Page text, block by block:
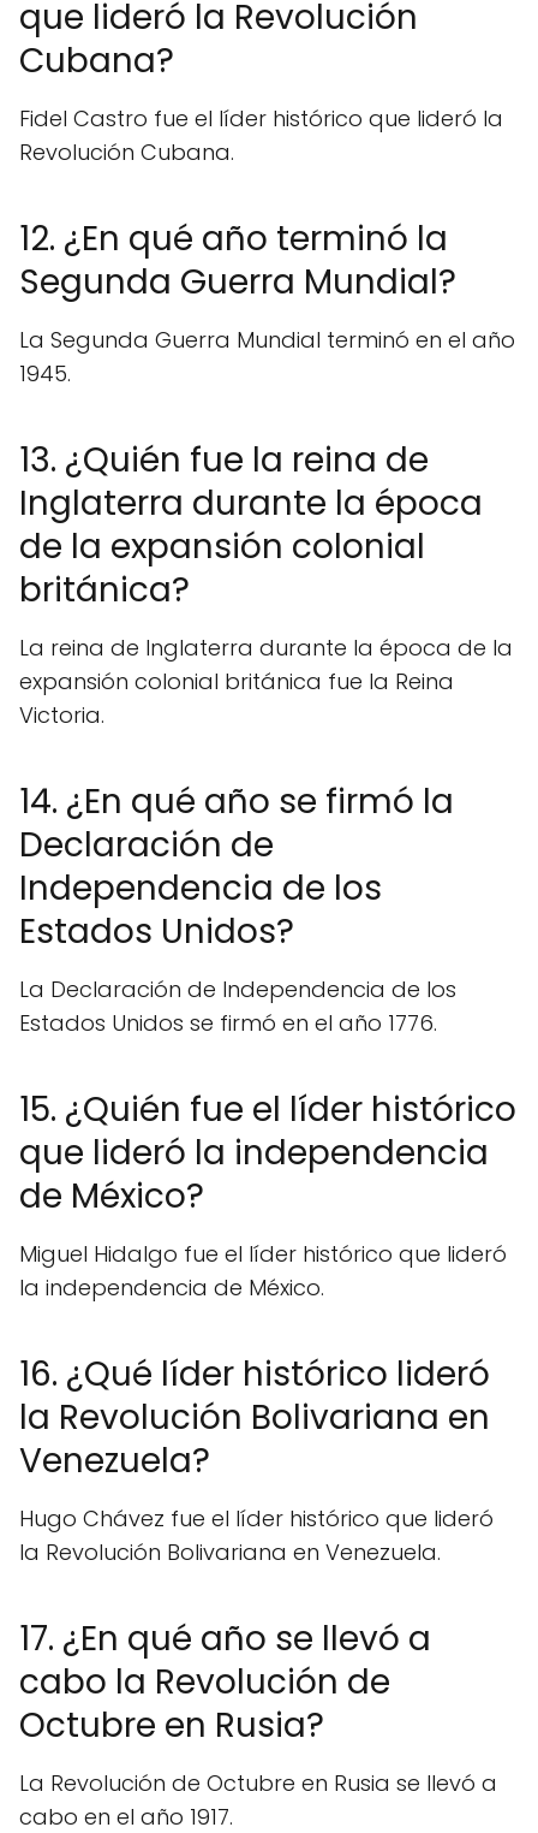
que lideró la Revolución
Cubana?
Fidel Castro fue el líder histórico que lideró la
Revolución Cubana.
12. ¿En qué año terminó la
Segunda Guerra Mundial?
La Segunda Guerra Mundial terminó en el año
1945.
13. ¿Quién fue la reina de
Inglaterra durante la época
de la expansión colonial
británica?
La reina de Inglaterra durante la época de la
expansión colonial británica fue la Reina
Victoria.
14. ¿En qué año se firmó la
Declaración de
Independencia de los
Estados Unidos?
La Declaración de Independencia de los
Estados Unidos se firmó en el año 1776.
15. ¿Quién fue el líder histórico
que lideró la independencia
de México?
Miguel Hidalgo fue el líder histórico que lideró
la independencia de México.
16. ¿Qué líder histórico lideró
la Revolución Bolivariana en
Venezuela?
Hugo Chávez fue el líder histórico que lideró
la Revolución Bolivariana en Venezuela.
17. ¿En qué año se llevó a
cabo la Revolución de
Octubre en Rusia?
La Revolución de Octubre en Rusia se llevó a
cabo en el año 1917.